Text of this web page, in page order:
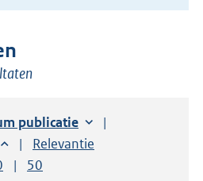
op:
publicatie
Sorteer op:
Relevantie
per pagina
resultaten per pagina
Toon
50